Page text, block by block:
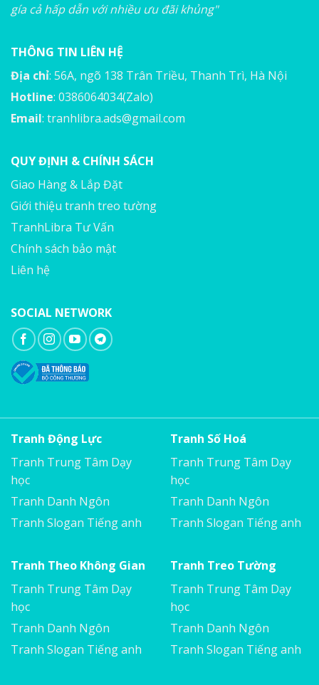
gía cả hấp dẫn với nhiều ưu đãi khủng"
THÔNG TIN LIÊN HỆ
Địa chỉ: 56A, ngõ 138 Trân Triều, Thanh Trì, Hà Nội
Hotline: 0386064034(Zalo)
Email: tranhlibra.ads@gmail.com
QUY ĐỊNH & CHÍNH SÁCH
Giao Hàng & Lắp Đặt
Giới thiệu tranh treo tường
TranhLibra Tư Vấn
Chính sách bảo mật
Liên hệ
SOCIAL NETWORK
Tranh Động Lực
Tranh Trung Tâm Dạy
học
Tranh Danh Ngôn
Tranh Slogan Tiếng anh
Tranh Số Hoá
Tranh Trung Tâm Dạy
học
Tranh Danh Ngôn
Tranh Slogan Tiếng anh
Tranh Theo Không Gian
Tranh Trung Tâm Dạy
học
Tranh Danh Ngôn
Tranh Slogan Tiếng anh
Tranh Treo Tường
Tranh Trung Tâm Dạy
học
Tranh Danh Ngôn
Tranh Slogan Tiếng anh